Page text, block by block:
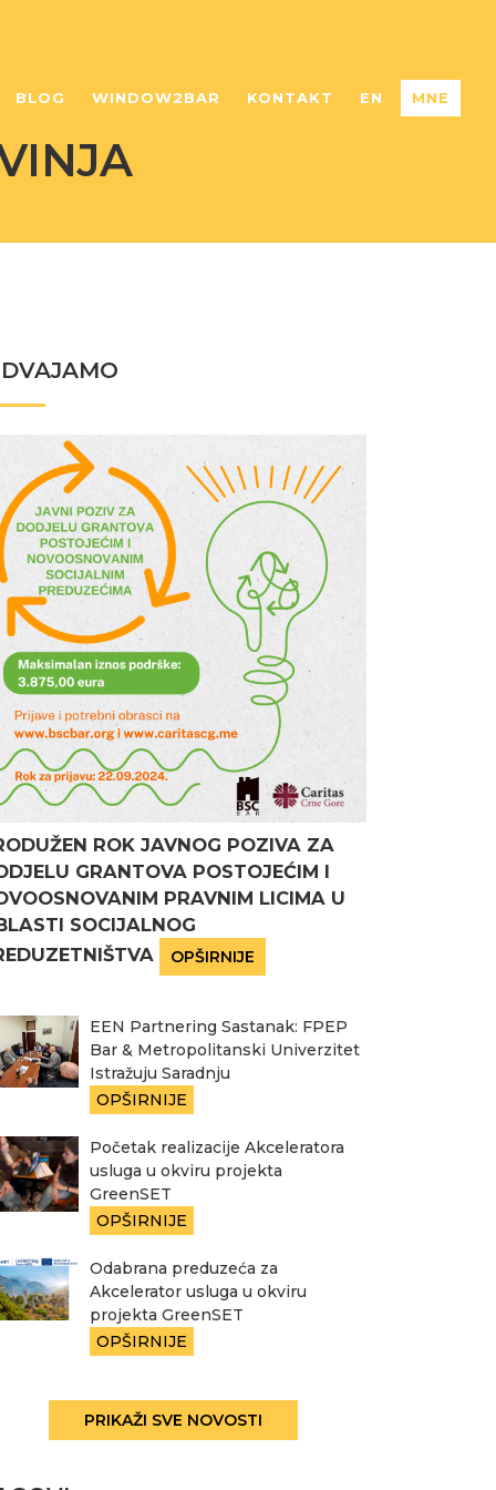
BLOG WINDOW2BAR KONTAKT EN MNE
ROK JAVNOG POZIVA ZA
GRANTOVA POSTOJEĆIM I
PRAVNIM LICIMA U
SOCIJALNOG
OPŠIRNIJE
EEN Partnering Sastanak: FPEP
Bar & Metropolitanski Univerzitet
Istražuju Saradnju
OPŠIRNIJE
Početak realizacije Akceleratora
usluga u okviru projekta
GreenSET
OPŠIRNIJE
Odabrana preduzeća za
Akcelerator usluga u okviru
projekta GreenSET
OPŠIRNIJE
PRIKAŽI SVE NOVOSTI